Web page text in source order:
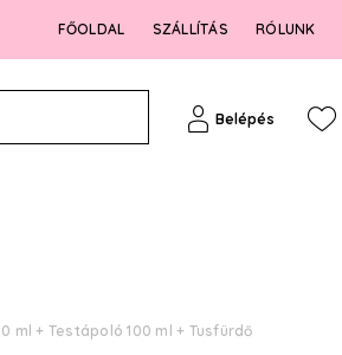
FŐOLDAL SZÁLLÍTÁS RÓLUNK
Belépés
ml + Testápoló 100 ml + Tusfürdő